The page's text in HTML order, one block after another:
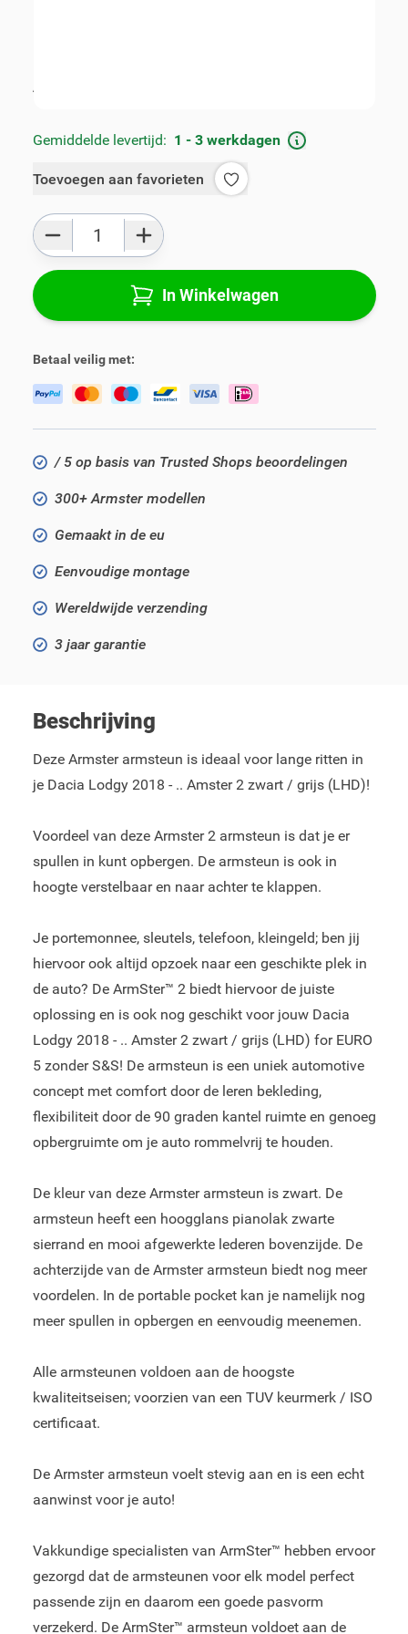
Alle specificaties
Gemiddelde levertijd: 1 - 3 werkdagen
Toevoegen aan favorieten
Aantal
In Winkelwagen
Betaal veilig met:
/ 5 op basis van Trusted Shops beoordelingen
300+ Armster modellen
Gemaakt in de eu
Eenvoudige montage
Wereldwijde verzending
3 jaar garantie
Beschrijving
Deze Armster armsteun is ideaal voor lange ritten in
je Dacia Lodgy 2018 - .. Amster 2 zwart / grijs (LHD)!
Voordeel van deze Armster 2 armsteun is dat je er
spullen in kunt opbergen. De armsteun is ook in
hoogte verstelbaar en naar achter te klappen.
Je portemonnee, sleutels, telefoon, kleingeld; ben jij
hiervoor ook altijd opzoek naar een geschikte plek in
de auto? De ArmSter™ 2 biedt hiervoor de juiste
oplossing en is ook nog geschikt voor jouw Dacia
Lodgy 2018 - .. Amster 2 zwart / grijs (LHD) for EURO
5 zonder S&S! De armsteun is een uniek automotive
concept met comfort door de leren bekleding,
flexibiliteit door de 90 graden kantel ruimte en genoeg
opbergruimte om je auto rommelvrij te houden.
De kleur van deze Armster armsteun is zwart. De
armsteun heeft een hoogglans pianolak zwarte
sierrand en mooi afgewerkte lederen bovenzijde. De
achterzijde van de Armster armsteun biedt nog meer
voordelen. In de portable pocket kan je namelijk nog
meer spullen in opbergen en eenvoudig meenemen.
Alle armsteunen voldoen aan de hoogste
kwaliteitseisen; voorzien van een TUV keurmerk / ISO
certificaat.
De Armster armsteun voelt stevig aan en is een echt
aanwinst voor je auto!
Vakkundige specialisten van ArmSter™ hebben ervoor
gezorgd dat de armsteunen voor elk model perfect
passende zijn en daarom een goede pasvorm
verzekerd. De ArmSter™ armsteun voldoet aan de